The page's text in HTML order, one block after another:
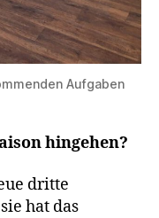
Aufgaben
hingehen?
dritte
hat das